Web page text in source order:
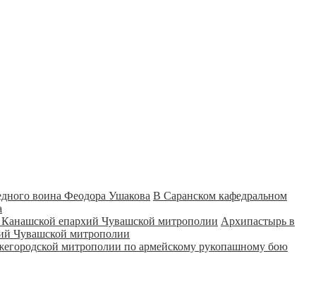
В Саранском кафедральном
Архипастырь в
Чувашской митрополии
митрополии по армейскому рукопашному бою